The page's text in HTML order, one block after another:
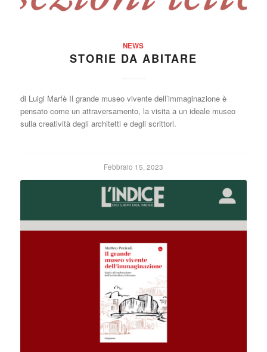
NEWS
STORIE DA ABITARE
di Luigi Marfè Il grande museo vivente dell’immaginazione è
pensato come un attraversamento, la visita a un ideale museo
sulla creatività degli architetti e degli scrittori.
Febbraio 15, 2023